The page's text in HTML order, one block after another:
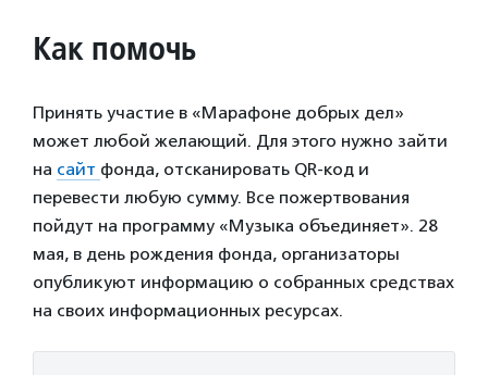
Как помочь
Принять участие в «Марафоне добрых дел»
может любой желающий. Для этого нужно зайти
на сайт фонда, отсканировать QR-код и
перевести любую сумму. Все пожертвования
пойдут на программу «Музыка объединяет». 28
мая, в день рождения фонда, организаторы
опубликуют информацию о собранных средствах
на своих информационных ресурсах.